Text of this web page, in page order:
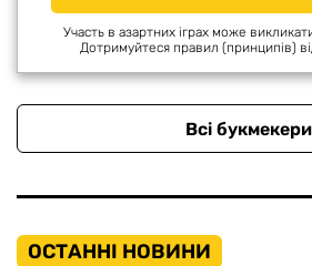
Участь в азартних іграх може
Дотримуйтеся правил (принципів)
Всі букмекери
ОСТАННІ НОВИНИ